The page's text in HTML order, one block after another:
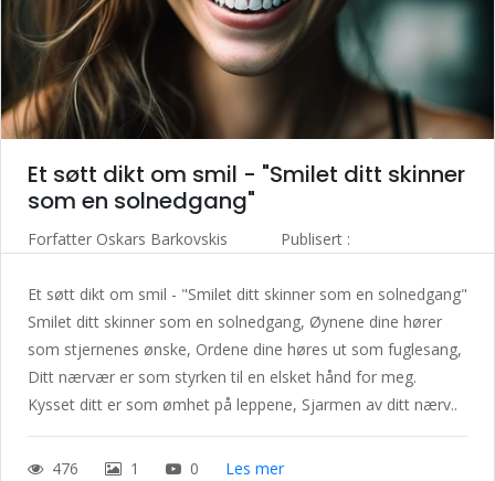
Et søtt dikt om smil - "Smilet ditt skinner
som en solnedgang"
Forfatter Oskars Barkovskis Publisert :
Et søtt dikt om smil - "Smilet ditt skinner som en solnedgang"
Smilet ditt skinner som en solnedgang, Øynene dine hører
som stjernenes ønske, Ordene dine høres ut som fuglesang,
Ditt nærvær er som styrken til en elsket hånd for meg.
Kysset ditt er som ømhet på leppene, Sjarmen av ditt nærv..
476 1 0 Les mer